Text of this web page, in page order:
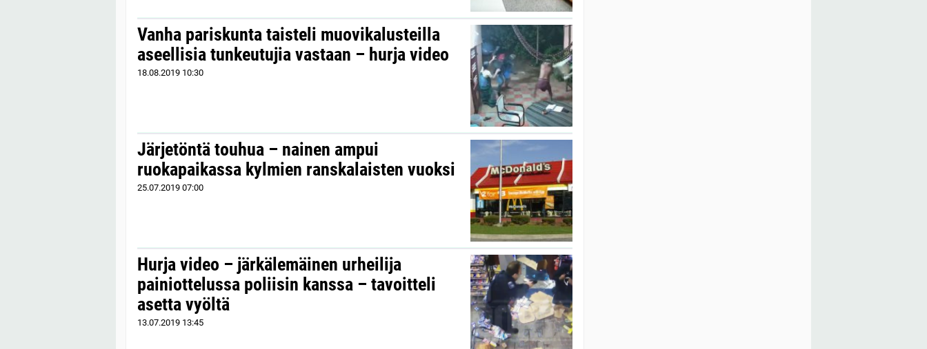
Vanha pariskunta taisteli muovikalusteilla
aseellisia tunkeutujia vastaan – hurja video
18.08.2019 10:30
Järjetöntä touhua – nainen ampui
ruokapaikassa kylmien ranskalaisten vuoksi
25.07.2019 07:00
Hurja video – järkälemäinen urheilija
painiottelussa poliisin kanssa – tavoitteli
asetta vyöltä
13.07.2019 13:45